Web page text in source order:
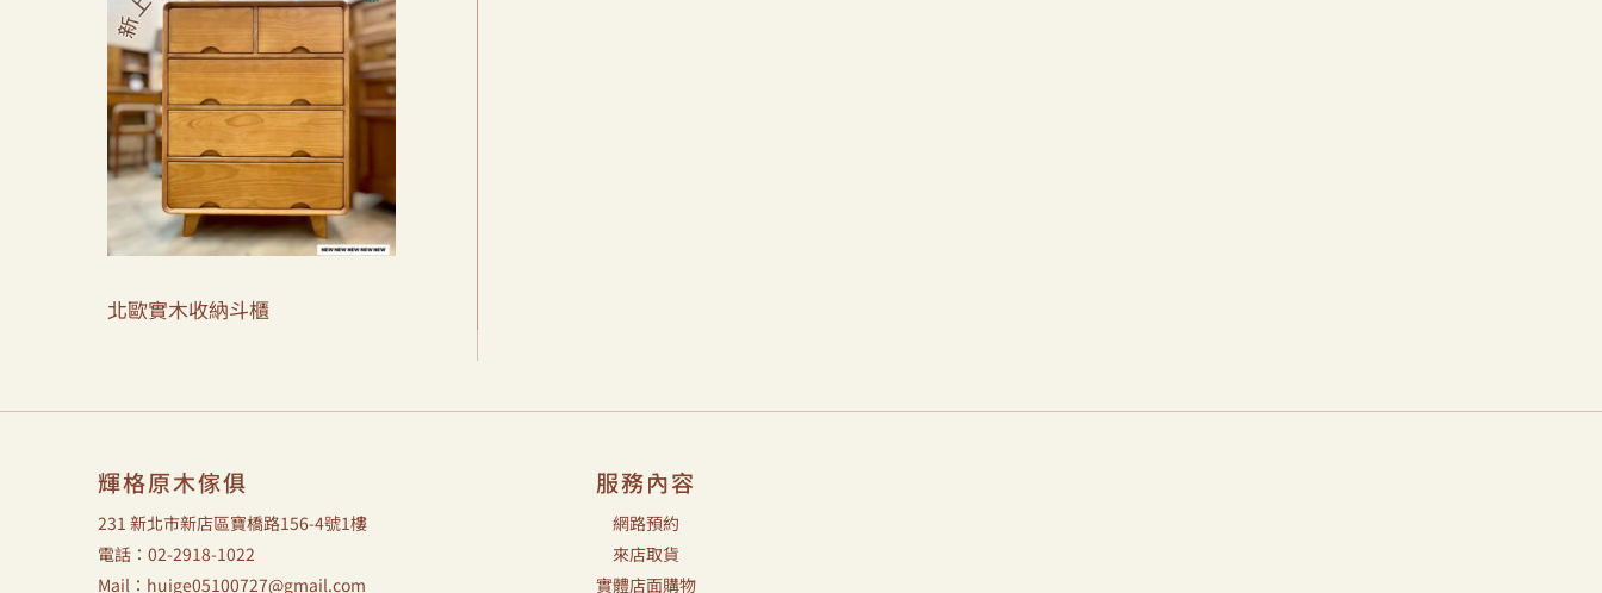
北歐實木收納斗櫃
輝格原木傢俱
231 新北市新店區寶橋路156-4號1樓
電話：02-2918-1022
Mail：huige05100727@gmail.com
服務內容
網路預約
來店取貨
實體店面購物